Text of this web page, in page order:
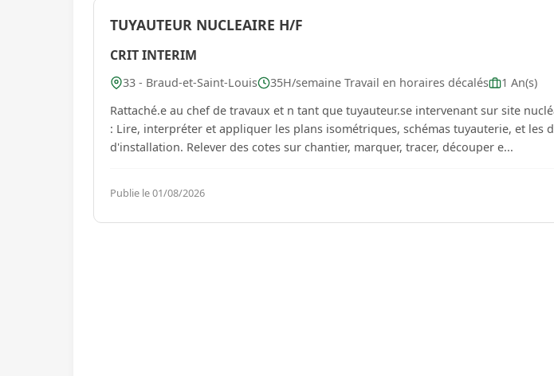
TUYAUTEUR NUCLEAIRE H/F
CRIT INTERIM
33 - Braud-et-Saint-Louis 35H/semaine Travail en horaires décalés
1 An(s)
Rattaché.e au chef de travaux et n tant que tuyauteur.se intervenant sur site
: Lire, interpréter et appliquer les plans isométriques, schémas tuyauterie, et les dossiers techniques
d'installation. Relever des cotes sur chantier, marquer, tracer, découper e...
Publie le 01/08/2026